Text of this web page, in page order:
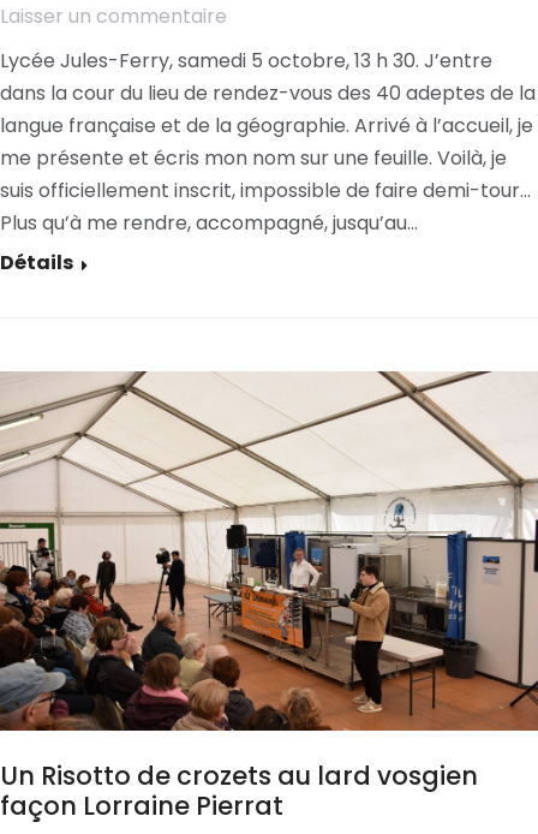
Laisser un commentaire
Lycée Jules-Ferry, samedi 5 octobre, 13 h 30. J’entre
dans la cour du lieu de rendez-vous des 40 adeptes de la
langue française et de la géographie. Arrivé à l’accueil, je
me présente et écris mon nom sur une feuille. Voilà, je
suis officiellement inscrit, impossible de faire demi-tour…
Plus qu’à me rendre, accompagné, jusqu’au…
Détails
Un Risotto de crozets au lard vosgien
façon Lorraine Pierrat